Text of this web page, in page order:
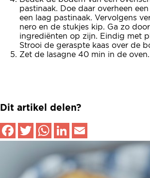
pastinaak. Doe daar overheen
een laag pastinaak. Vervolgens
nero en de stukjes kip. Ga zo
ingrediënten op zijn. Eindig met
Strooi de geraspte kaas over de
Zet de lasagne 40 min in de oven.
Dit artikel delen?